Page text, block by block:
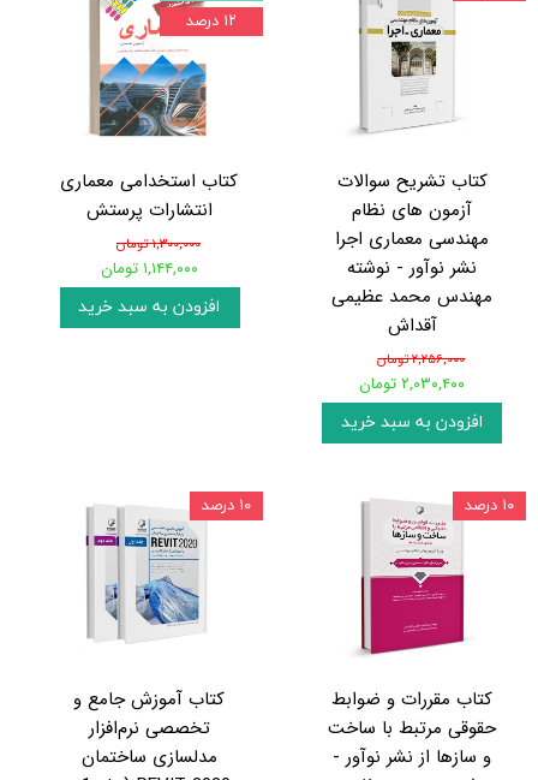
کتاب تشریح سوالات
آزمون‌ های نظام
مهندسی معماری اجرا
نشر نوآور - نوشته
مهندس محمد عظیمی
آقداش
۲,۲۵۶,۰۰۰ تومان
۲,۰۳۰,۴۰۰ تومان
افزودن به سبد خرید
کتاب استخدامی معماری
انتشارات پرستش
۱,۳۰۰,۰۰۰ تومان
۱,۱۴۴,۰۰۰ تومان
افزودن به سبد خرید
۱۲ درصد
کتاب مقررات و ضوابط
حقوقی مرتبط با ساخت
و سازها از نشر نوآور -
۱۰ درصد
کتاب آموزش جامع و
تخصصی نرم‌افزار
مدلسازی ساختمان
۱۰ درصد